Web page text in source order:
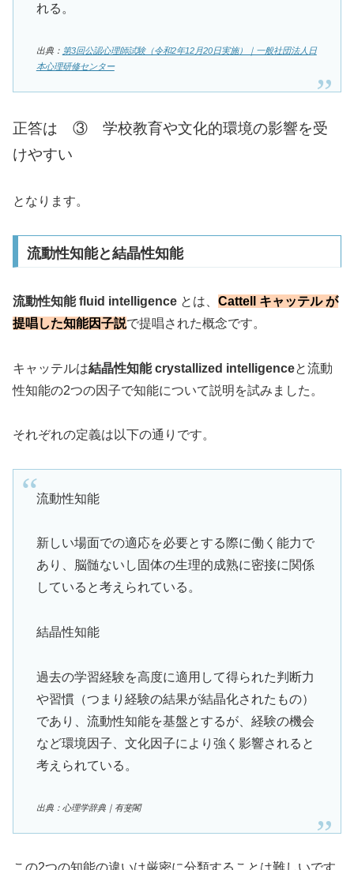
れる。
出典： 第3回公認心理師試験（令和2年12月20日実施）｜一般社団法人日
本心理研修センター
正答は ③ 学校教育や文化的環境の影響を受
けやすい
となります。
流動性知能と結晶性知能
流動性知能 fluid intelligence とは、 Cattell キャッテル が
提唱した知能因子説で提唱された概念です。
キャッテルは結晶性知能 crystallized intelligenceと流動
性知能の2つの因子で知能について説明を試みました。
それぞれの定義は以下の通りです。
流動性知能
新しい場面での適応を必要とする際に働く能力で
あり、脳髄ないし固体の生理的成熟に密接に関係
していると考えられている。
結晶性知能
過去の学習経験を高度に適用して得られた判断力
や習慣（つまり経験の結果が結晶化されたもの）
であり、流動性知能を基盤とするが、経験の機会
など環境因子、文化因子により強く影響されると
考えられている。
出典：心理学辞典｜有斐閣
この2つの知能の違いは厳密に分類することは難しいです